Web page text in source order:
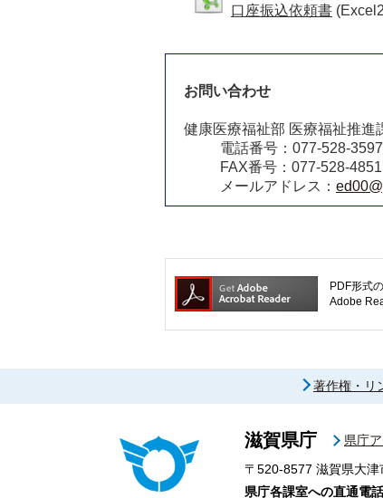
口座振込依頼書
お問い合わせ
健康医療福祉部 医療福祉推進
電話番号：077-528-3597
FAX番号：077-528-4851
メールアドレス：
PDF形式
Adobe
著作権・リ
滋賀県庁
県庁
〒520-8577 滋賀県大
県庁各課室への直通電